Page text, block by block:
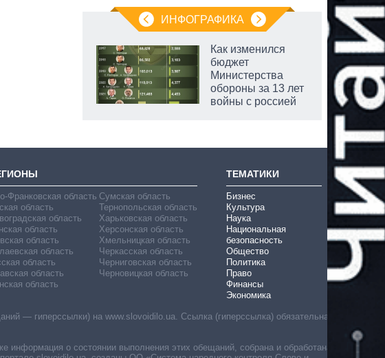
ИНФОГРАФИКА
Как изменился
бюджет
Министерства
обороны за 13 лет
войны с россией
Франковская область
область
область
область
область
область
область
область
область
Сумская область
Тернопольская область
Харьковская область
Херсонская область
Хмельницкая область
Черкасская область
Черниговская область
Черновицкая область
ТЕМАТИКИ
Бизнес
Культура
Наука
Национальная
безопасность
Общество
Политика
Право
Финансы
Экономика
— гиперссылки) на www.slovoidilo.ua. Ссылка (гиперссылка) обязательна
о состоянии выполнения этих обещаний, собрана и обработана